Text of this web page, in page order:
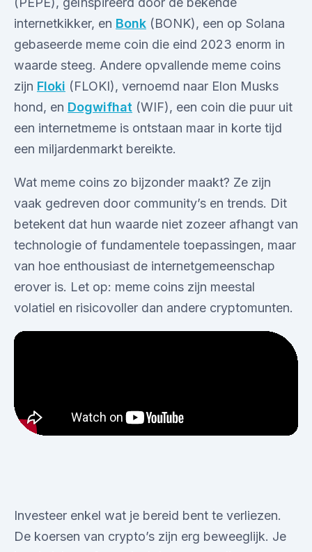
internetkikker, en Bonk (BONK), een op Solana
gebaseerde meme coin die eind 2023 enorm in
waarde steeg. Andere opvallende meme coins
zijn Floki (FLOKI), vernoemd naar Elon Musks
hond, en Dogwifhat (WIF), een coin die puur uit
een internetmeme is ontstaan maar in korte tijd
een miljardenmarkt bereikte.
Wat meme coins zo bijzonder maakt? Ze zijn
vaak gedreven door community’s en trends. Dit
betekent dat hun waarde niet zozeer afhangt van
technologie of fundamentele toepassingen, maar
van hoe enthousiast de internetgemeenschap
erover is. Let op: meme coins zijn meestal
volatiel en risicovoller dan andere cryptomunten.
Investeer enkel wat je bereid bent te verliezen.
De koersen van crypto’s zijn erg beweeglijk. Je